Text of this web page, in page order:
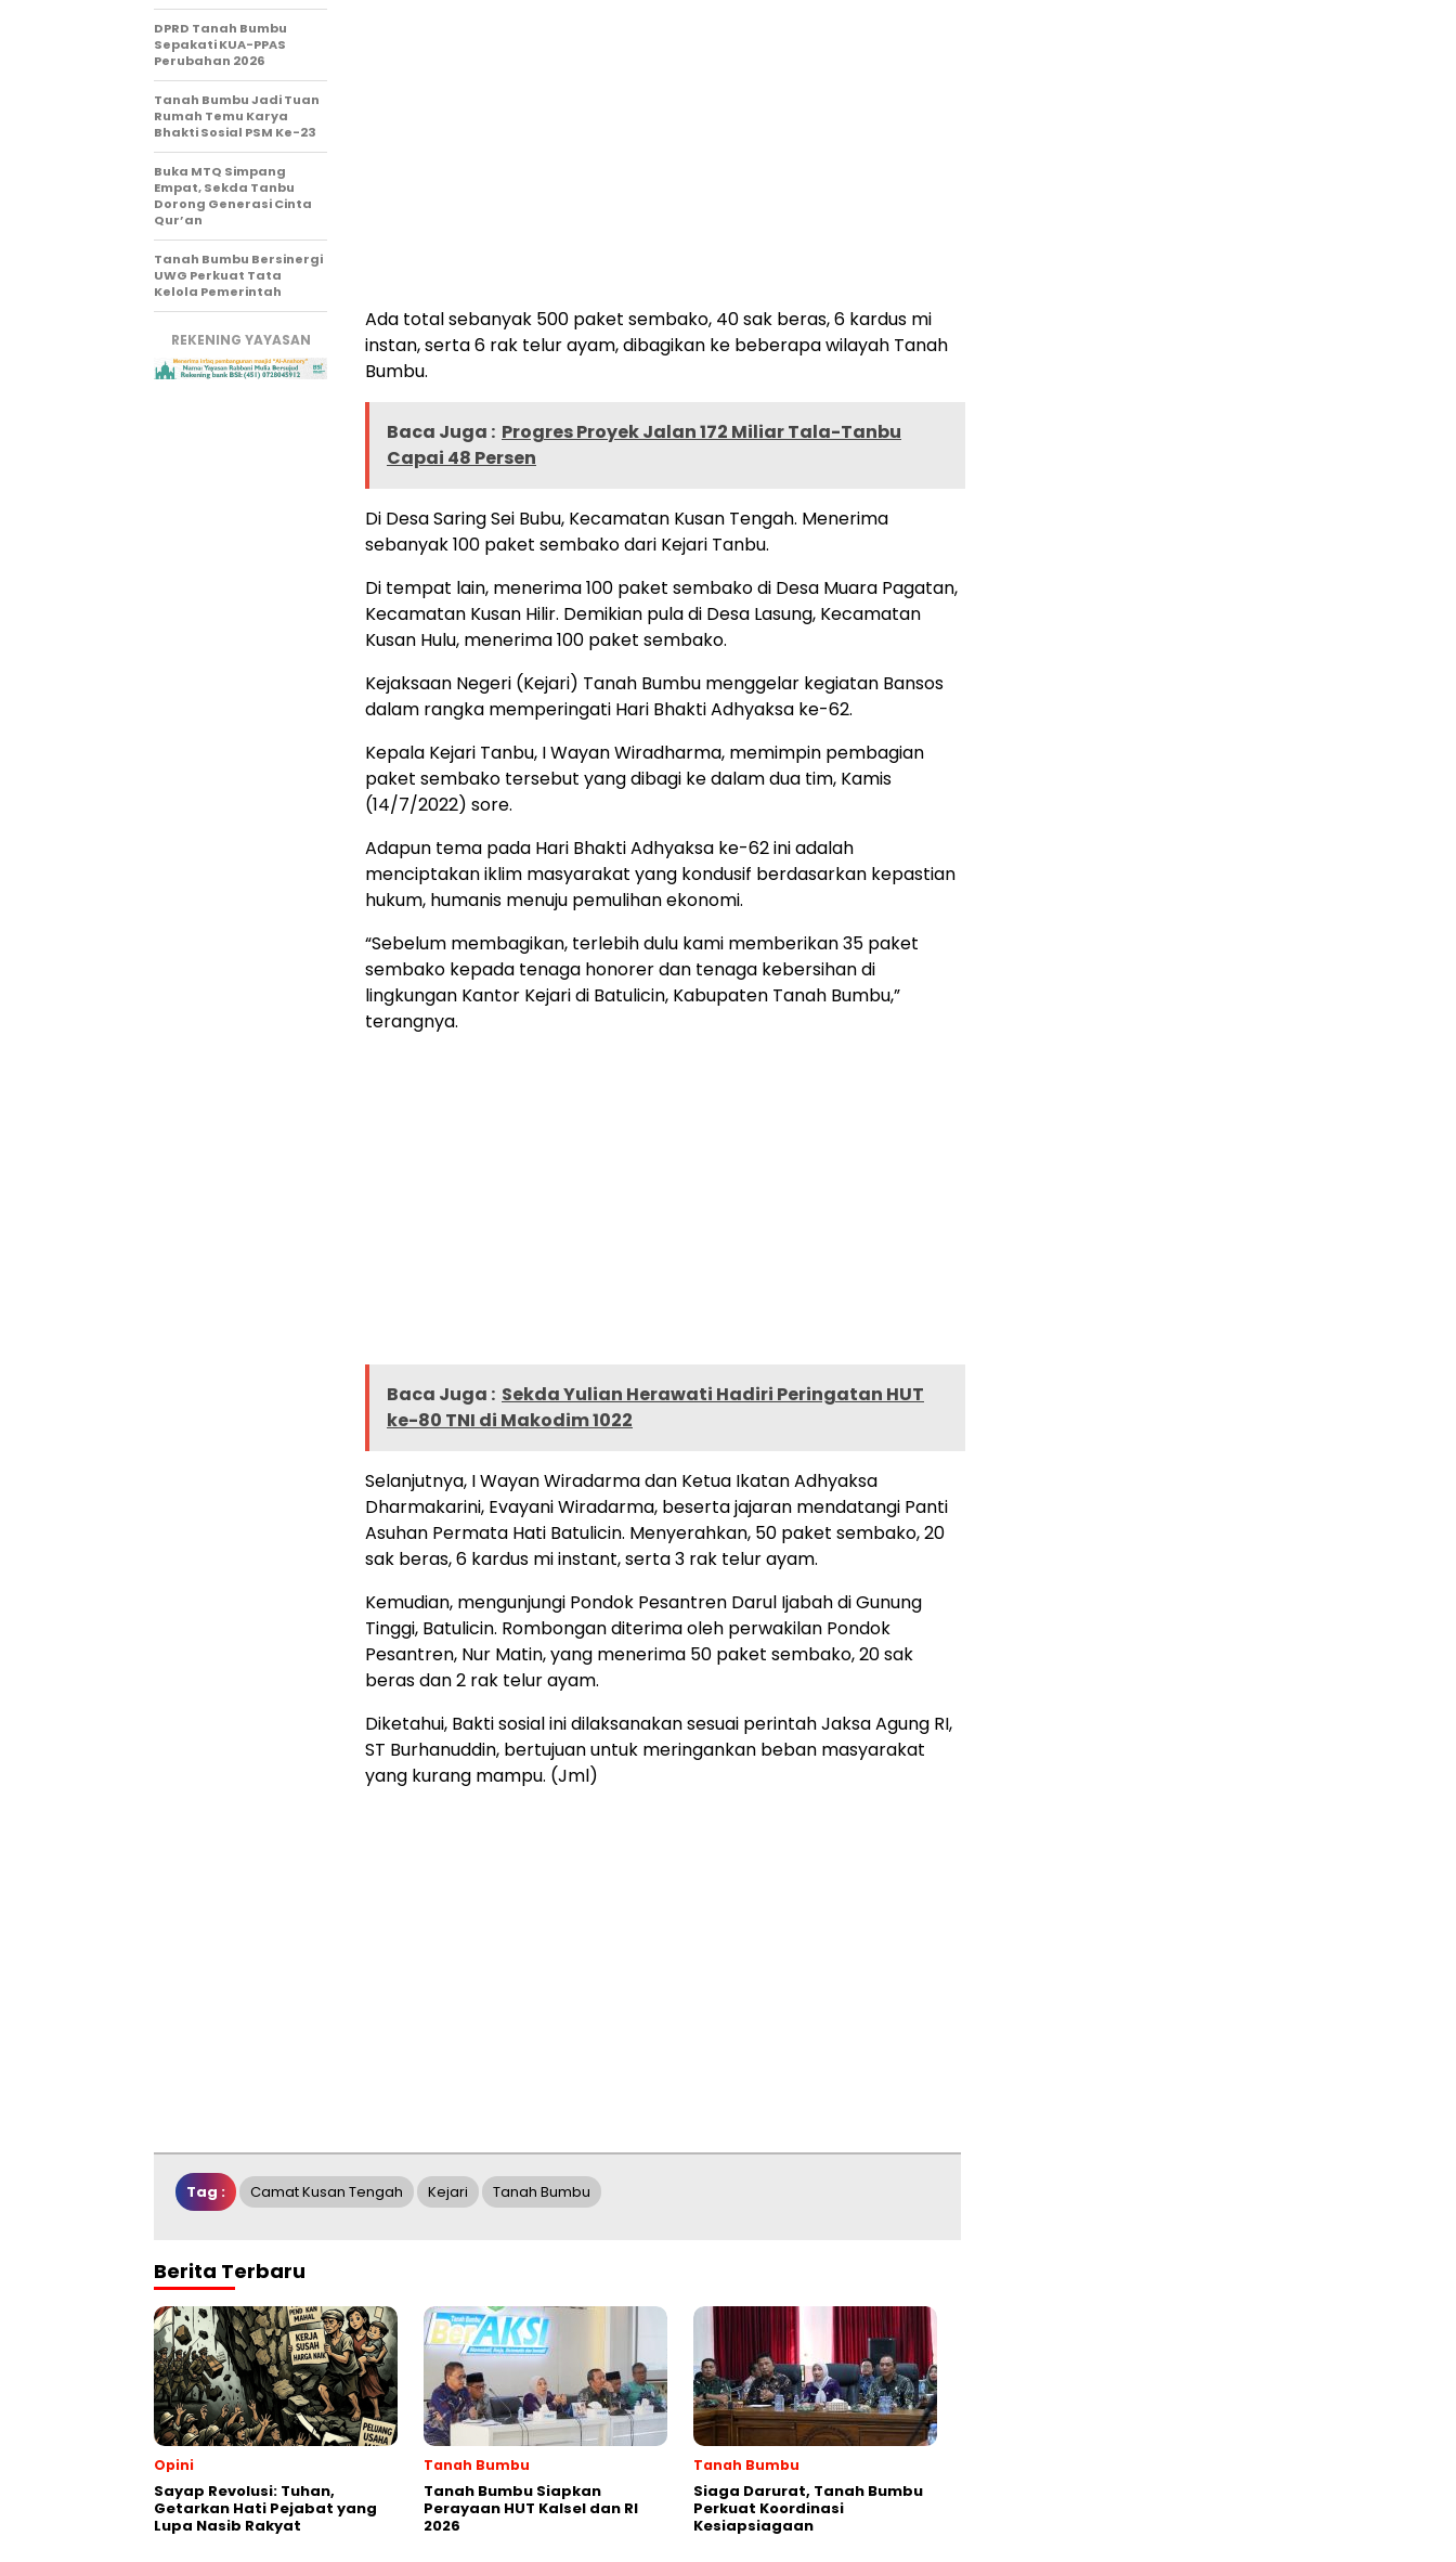
Ada total sebanyak 500 paket sembako, 40 sak beras, 6 kardus mi
instan, serta 6 rak telur ayam, dibagikan ke beberapa wilayah Tanah
Bumbu.
Baca Juga : Progres Proyek Jalan 172 Miliar Tala-Tanbu
Capai 48 Persen
Di Desa Saring Sei Bubu, Kecamatan Kusan Tengah. Menerima
sebanyak 100 paket sembako dari Kejari Tanbu.
Di tempat lain, menerima 100 paket sembako di Desa Muara Pagatan,
Kecamatan Kusan Hilir. Demikian pula di Desa Lasung, Kecamatan
Kusan Hulu, menerima 100 paket sembako.
Kejaksaan Negeri (Kejari) Tanah Bumbu menggelar kegiatan Bansos
dalam rangka memperingati Hari Bhakti Adhyaksa ke-62.
Kepala Kejari Tanbu, I Wayan Wiradharma, memimpin pembagian
paket sembako tersebut yang dibagi ke dalam dua tim, Kamis
(14/7/2022) sore.
Adapun tema pada Hari Bhakti Adhyaksa ke-62 ini adalah
menciptakan iklim masyarakat yang kondusif berdasarkan kepastian
hukum, humanis menuju pemulihan ekonomi.
“Sebelum membagikan, terlebih dulu kami memberikan 35 paket
sembako kepada tenaga honorer dan tenaga kebersihan di
lingkungan Kantor Kejari di Batulicin, Kabupaten Tanah Bumbu,”
terangnya.
Baca Juga : Sekda Yulian Herawati Hadiri Peringatan HUT
ke-80 TNI di Makodim 1022
Selanjutnya, I Wayan Wiradarma dan Ketua Ikatan Adhyaksa
Dharmakarini, Evayani Wiradarma, beserta jajaran mendatangi Panti
Asuhan Permata Hati Batulicin. Menyerahkan, 50 paket sembako, 20
sak beras, 6 kardus mi instant, serta 3 rak telur ayam.
Kemudian, mengunjungi Pondok Pesantren Darul Ijabah di Gunung
Tinggi, Batulicin. Rombongan diterima oleh perwakilan Pondok
Pesantren, Nur Matin, yang menerima 50 paket sembako, 20 sak
beras dan 2 rak telur ayam.
Diketahui, Bakti sosial ini dilaksanakan sesuai perintah Jaksa Agung RI,
ST Burhanuddin, bertujuan untuk meringankan beban masyarakat
yang kurang mampu. (Jml)
DPRD Tanah Bumbu
Sepakati KUA-PPAS
Perubahan 2026
Tanah Bumbu Jadi Tuan
Rumah Temu Karya
Bhakti Sosial PSM Ke-23
Buka MTQ Simpang
Empat, Sekda Tanbu
Dorong Generasi Cinta
Qur’an
Tanah Bumbu Bersinergi
UWG Perkuat Tata
Kelola Pemerintah
REKENING YAYASAN
Tag : Camat Kusan Tengah Kejari Tanah Bumbu
Berita Terbaru
Opini
Sayap Revolusi: Tuhan,
Getarkan Hati Pejabat yang
Lupa Nasib Rakyat
Tanah Bumbu
Tanah Bumbu Siapkan
Perayaan HUT Kalsel dan RI
2026
Tanah Bumbu
Siaga Darurat, Tanah Bumbu
Perkuat Koordinasi
Kesiapsiagaan